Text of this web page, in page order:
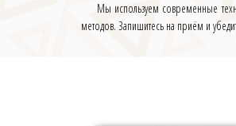
Мы используем современные
методов. Запишитесь на приём и